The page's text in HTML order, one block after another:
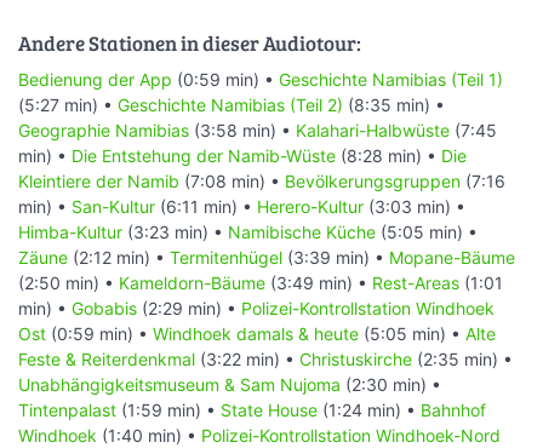
Andere Stationen in dieser Audiotour:
Bedienung der App (0:59 min) • Geschichte Namibias (Teil 1)
(5:27 min) • Geschichte Namibias (Teil 2) (8:35 min) •
Geographie Namibias (3:58 min) • Kalahari-Halbwüste (7:45
min) • Die Entstehung der Namib-Wüste (8:28 min) • Die
Kleintiere der Namib (7:08 min) • Bevölkerungsgruppen (7:16
min) • San-Kultur (6:11 min) • Herero-Kultur (3:03 min) •
Himba-Kultur (3:23 min) • Namibische Küche (5:05 min) •
Zäune (2:12 min) • Termitenhügel (3:39 min) • Mopane-Bäume
(2:50 min) • Kameldorn-Bäume (3:49 min) • Rest-Areas (1:01
min) • Gobabis (2:29 min) • Polizei-Kontrollstation Windhoek
Ost (0:59 min) • Windhoek damals & heute (5:05 min) • Alte
Feste & Reiterdenkmal (3:22 min) • Christuskirche (2:35 min) •
Unabhängigkeitsmuseum & Sam Nujoma (2:30 min) •
Tintenpalast (1:59 min) • State House (1:24 min) • Bahnhof
Windhoek (1:40 min) • Polizei-Kontrollstation Windhoek-Nord